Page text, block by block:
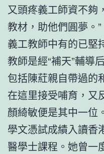
又頭疼義工師資不夠
教材，助他們圓夢。”
義工教師中有的已堅
教師是經“補天”輔導
包括陳葒親自帶過的
在這里接受哺育，又
顏綺敏便是其中一位
學文憑試成績入讀香
醫學士課程。她曾一